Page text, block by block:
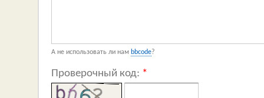
А не использовать ли нам bbcode?
Проверочный код: *